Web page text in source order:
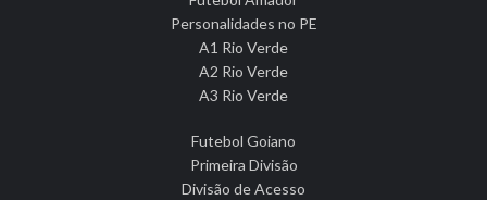
Personalidades no PE
A1 Rio Verde
A2 Rio Verde
A3 Rio Verde
Futebol Goiano
Primeira Divisão
Divisão de Acesso